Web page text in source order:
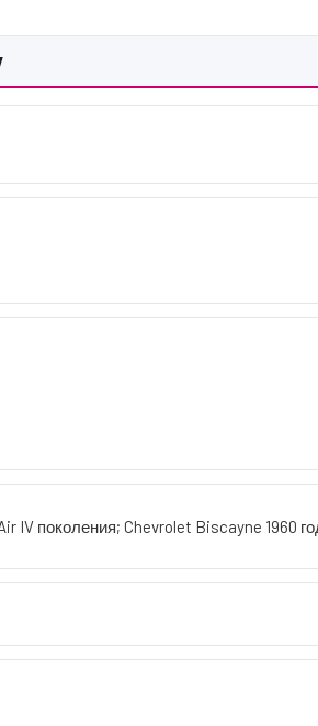
IV поколения; Chevrolet Biscayne 1960